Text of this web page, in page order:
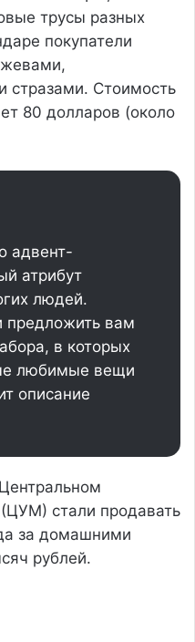
трусы разных
покупатели
стразами. Стоимость
80 долларов (около
адвент-
атрибут
людей.
вам
в которых
любимые вещи
описание
стали продавать
за домашними
рублей.